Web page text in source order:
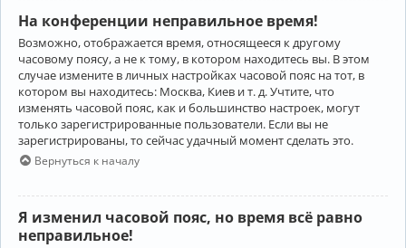
На конференции неправильное время!
Возможно, отображается время, относящееся к другому
часовому поясу, а не к тому, в котором находитесь вы. В этом
случае измените в личных настройках часовой пояс на тот, в
котором вы находитесь: Москва, Киев и т. д. Учтите, что
изменять часовой пояс, как и большинство настроек, могут
только зарегистрированные пользователи. Если вы не
зарегистрированы, то сейчас удачный момент сделать это.
Вернуться к началу
Я изменил часовой пояс, но время всё равно
неправильное!